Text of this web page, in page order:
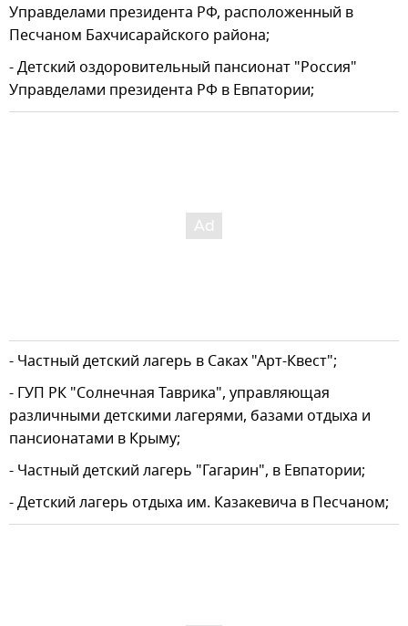
Управделами президента РФ, расположенный в
Песчаном Бахчисарайского района;
- Детский оздоровительный пансионат "Россия"
Управделами президента РФ в Евпатории;
- Частный детский лагерь в Саках "Арт-Квест";
- ГУП РК "Солнечная Таврика", управляющая
различными детскими лагерями, базами отдыха и
пансионатами в Крыму;
- Частный детский лагерь "Гагарин", в Евпатории;
- Детский лагерь отдыха им. Казакевича в Песчаном;